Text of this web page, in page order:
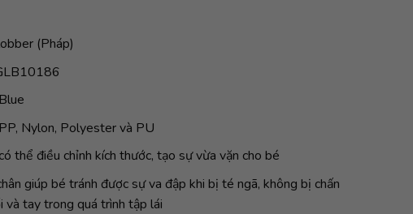
(Pháp)
Nylon, Polyester và PU
thể điều chỉnh kích thước, tạo sự vừa vặn cho bé
giúp bé tránh được sự va đập khi bị té ngã, không bị chấn
và tay trong quá trình tập lái